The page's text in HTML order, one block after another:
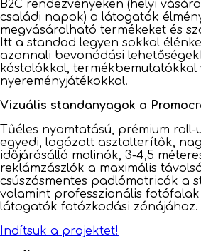
B2C rendezvényeken (helyi
családi napok) a látogatók
megvásárolható termékeket és
Itt a standod legyen sokkal
azonnali bevonódási
kóstolókkal, termékbemutatókkal
nyereményjátékokkal.
Vizuális standanyagok a
Tűéles nyomtatású, prémium roll-
egyedi, logózott asztalterítők,
időjárásálló molinók, 3-4,5
reklámzászlók a maximális
csúszásmentes padlómatricák a
valamint professzionális
látogatók fotózkodási zónájához.
Indítsuk a projektet!